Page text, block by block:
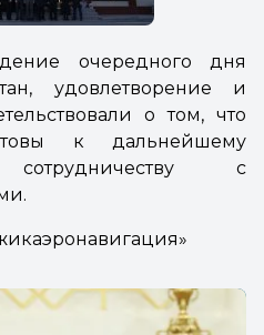
очередного дня
удовлетворение и
о том, что
к дальнейшему
сотрудничеству с